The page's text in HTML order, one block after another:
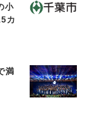
小
カ
満